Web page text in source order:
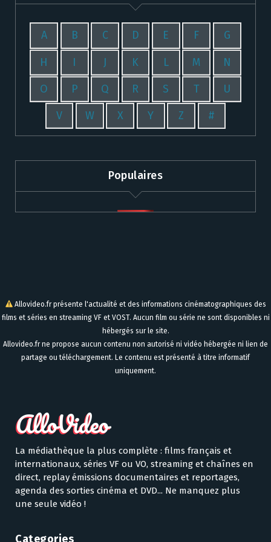
A B C D E F G
H I J K L M N
O P Q R S T U
V W X Y Z #
Populaires
Allovideo.fr présente l'actualité et des informations cinématographiques des
films et séries en streaming VF et VOST. Aucun film ou série ne sont disponibles ni
hébergés sur le site.
Allovideo.fr ne propose aucun contenu non autorisé ni vidéo hébergée ni lien de
partage ou téléchargement. Le contenu est présenté à titre informatif
uniquement.
La médiathèque la plus complète : films français et
internationaux, séries VF ou VO, streaming et chaînes en
direct, replay émissions documentaires et reportages,
agenda des sorties cinéma et DVD... Ne manquez plus
une seule vidéo !
Categories